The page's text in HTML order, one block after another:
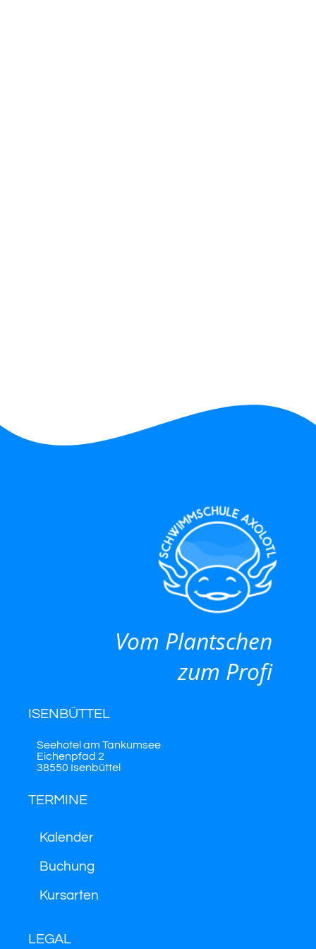
Vom Plantschen
zum Profi
ISENBÜTTEL
Seehotel am Tankumsee
Eichenpfad 2
38550 Isenbüttel
TERMINE
Kalender
Buchung
Kursarten
LEGAL